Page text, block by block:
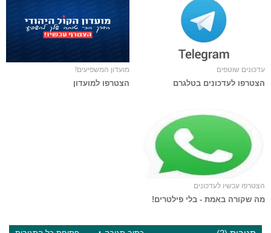
עדכונים שוטפים
הצטרפו לעדכונים בטלגרם
מועדון המשפיעים!
הצטרפו למועדון
הצטרפו עכשיו לעדכונים
מה שקורה באמת - בלי פילטרים!